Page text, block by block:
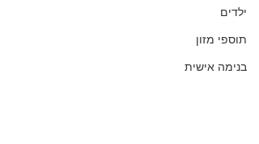
ילדים
תוספי מזון
בנימה אישית